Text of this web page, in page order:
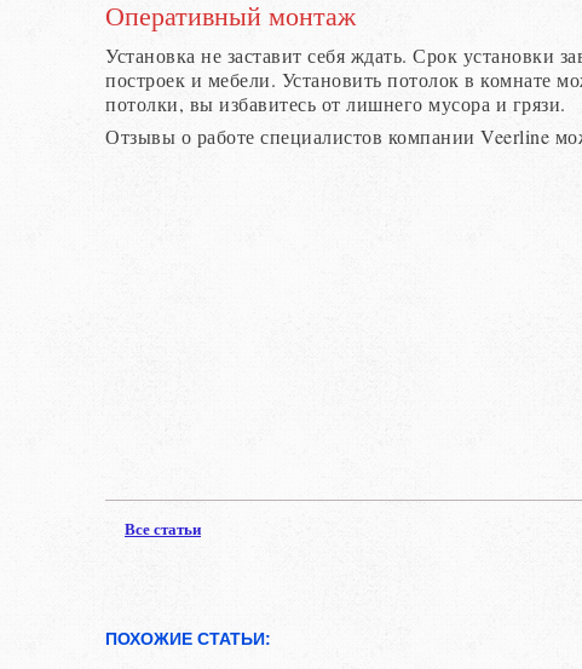
Оперативный монтаж
Установка не заставит себя ждать. Срок установки
построек и мебели. Установить потолок в комнате
потолки, вы избавитесь от лишнего мусора и грязи.
Отзывы о работе специалистов компании Veerline
Все статьи
ПОХОЖИЕ СТАТЬИ: